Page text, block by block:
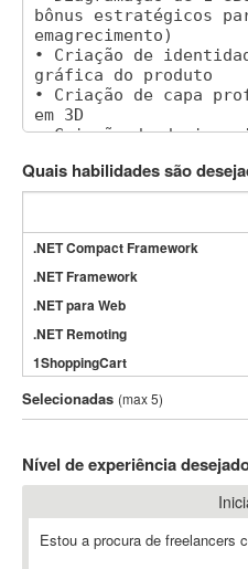
Quais habilidades são
.NET Compact Framework
.NET Framework
.NET para Web
.NET Remoting
1ShoppingCart
3DS Max
3GSM
802.11
A-GPS
Selecionadas (max 5)
Nível de experiência
Estou a procura de freelancers